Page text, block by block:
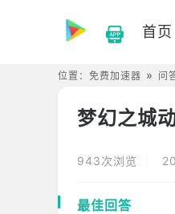
首页
位置： 免费加速器 问
梦幻之城
943次浏览
最佳回答